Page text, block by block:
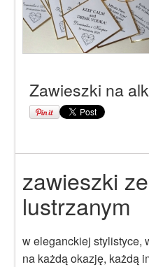
Zawieszki na
zawieszki
lustrzanym
w eleganckiej stylistyce,
na każdą okazję, każdą